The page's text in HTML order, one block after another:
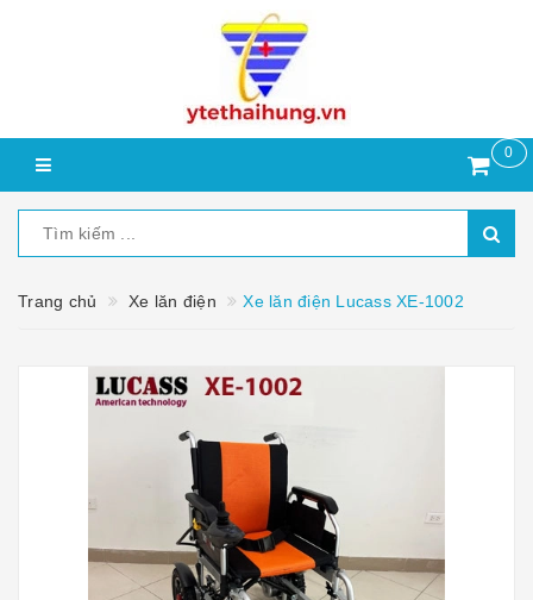
0
Trang chủ Xe lăn điện Xe lăn điện Lucass XE-1002